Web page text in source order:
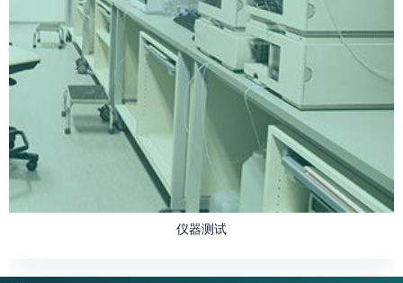
仪器测试